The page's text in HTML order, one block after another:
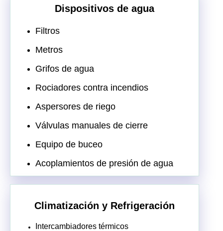
Dispositivos de agua
Filtros
Metros
Grifos de agua
Rociadores contra incendios
Aspersores de riego
Válvulas manuales de cierre
Equipo de buceo
Acoplamientos de presión de agua
Climatización y Refrigeración
Intercambiadores térmicos